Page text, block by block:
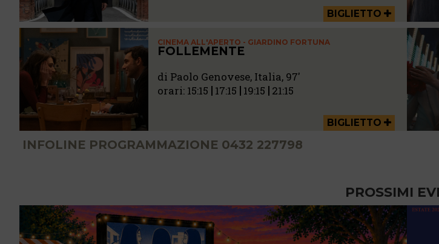
BIGLIETTO
CINEMA ALL'APERTO - GIARDINO FORTUNA
FOLLEMENTE
di Paolo Genovese, Italia, 97'
orari: 15:15 17:15 19:15 21:15
BIGLIETTO
INFOLINE PROGRAMMAZIONE 0432 227798
PROSSIMI